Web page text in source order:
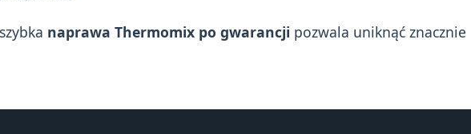
naprawa Thermomix po gwarancji pozwala uniknąć znacznie